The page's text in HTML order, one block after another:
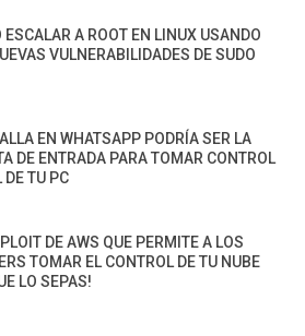
ESCALAR A ROOT EN LINUX USANDO
VULNERABILIDADES DE SUDO
EN WHATSAPP PODRÍA SER LA
DE ENTRADA PARA TOMAR CONTROL
DE TU PC
DE AWS QUE PERMITE A LOS
TOMAR EL CONTROL DE TU NUBE
LO SEPAS!